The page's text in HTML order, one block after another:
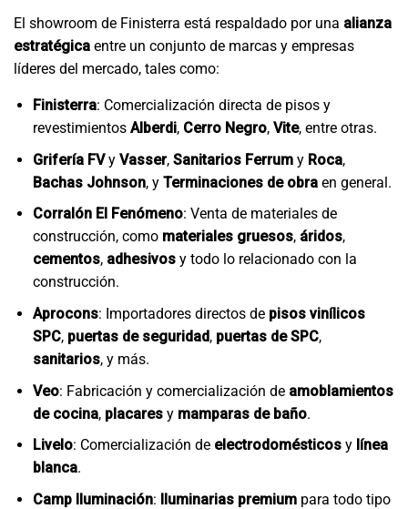
El showroom de Finisterra está respaldado por una alianza
estratégica entre un conjunto de marcas y empresas
líderes del mercado, tales como:
Finisterra: Comercialización directa de pisos y
revestimientos Alberdi, Cerro Negro, Vite, entre otras.
Grifería FVy Vasser, Sanitarios Ferrumy Roca,
Bachas Johnson, y Terminaciones de obraen general.
Corralón El Fenómeno: Venta de materiales de
construcción, como materiales gruesos, áridos,
cementos, adhesivosy todo lo relacionado con la
construcción.
Aprocons: Importadores directos de pisos vinílicos
SPC, puertas de seguridad, puertas de SPC,
sanitarios, y más.
Veo: Fabricación y comercialización de amoblamientos
de cocina, placaresy mamparas de baño.
Livelo: Comercialización de electrodomésticosy línea
blanca.
Camp Iluminación: Iluminarias premiumpara todo tipo